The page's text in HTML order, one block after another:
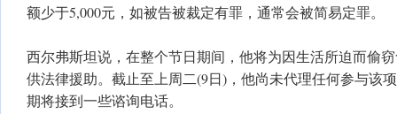
额少于5,000元，如被告被裁定有罪，通常会被简易定罪。
西尔弗斯坦说，在整个节日期间，他将为因生活所迫而偷
供法律援助。截止至上周二(9日)，他尚未代理任何参与该
期将接到一些谘询电话。